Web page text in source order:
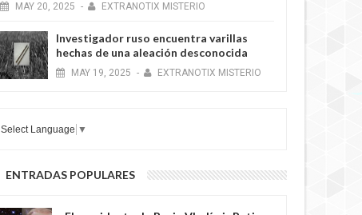
MAY 20, 2025 - EXTRANOTIX MISTERIO
Investigador ruso encuentra varillas
hechas de una aleación desconocida
MAY 19, 2025 - EXTRANOTIX MISTERIO
Select Language ▼
ENTRADAS POPULARES